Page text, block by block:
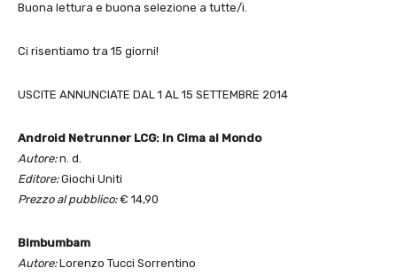
Buona lettura e buona selezione a tutte/i.
Ci risentiamo tra 15 giorni!
USCITE ANNUNCIATE DAL 1 AL 15 SETTEMBRE 2014
Android Netrunner LCG: In Cima al Mondo
Autore:n. d.
Editore:Giochi Uniti
Prezzo al pubblico:€ 14,90
Bimbumbam
Autore:Lorenzo Tucci Sorrentino